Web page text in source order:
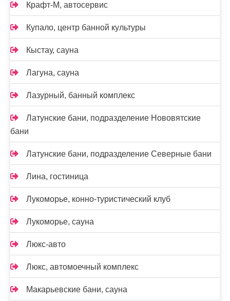
Крафт-М, автосервис
Купало, центр банной культуры
Кыстау, сауна
Лагуна, сауна
Лазурный, банный комплекс
Латунские бани, подразделение Нововятские
бани
Латунские бани, подразделение Северные бани
Лина, гостиница
Лукоморье, конно-туристический клуб
Лукоморье, сауна
Люкс-авто
Люкс, автомоечный комплекс
Макарьевские бани, сауна